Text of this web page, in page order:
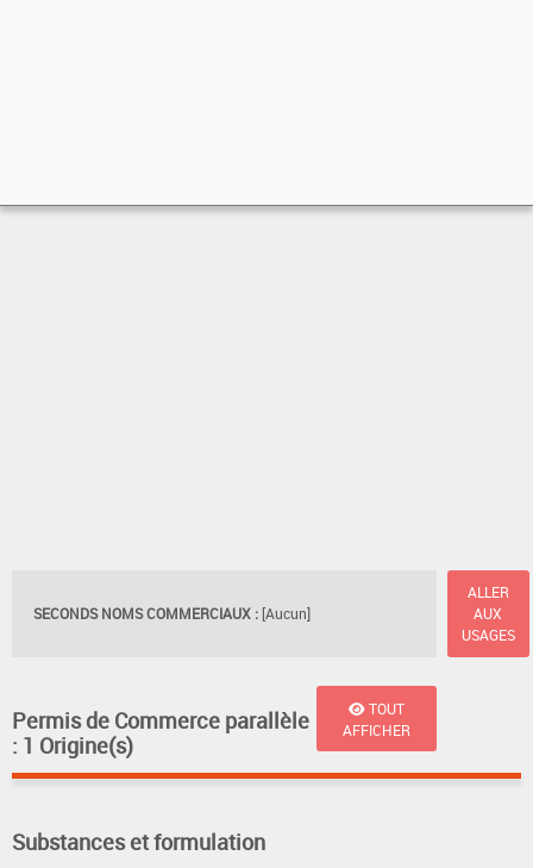
SECONDS NOMS COMMERCIAUX : [Aucun]
ALLER
AUX
USAGES
Permis de Commerce parallèle
: 1 Origine(s)
TOUT
AFFICHER
Substances et formulation